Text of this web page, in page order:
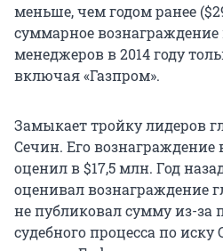
меньше, чем годом ранее
суммарное
менеджеров в 2014 году
включая «Газпром».
Замыкает тройку лидеров
Сечин. Его вознаграждение
оценил в $17,5 млн. Год
оценивал вознаграждение
не публиковал сумму из-за
судебного процесса по